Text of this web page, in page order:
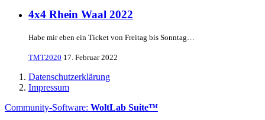
4x4 Rhein Waal 2022
Habe mir eben ein Ticket von Freitag bis Sonntag…
TMT2020 17. Februar 2022
Datenschutzerklärung
Impressum
Community-Software: WoltLab Suite™